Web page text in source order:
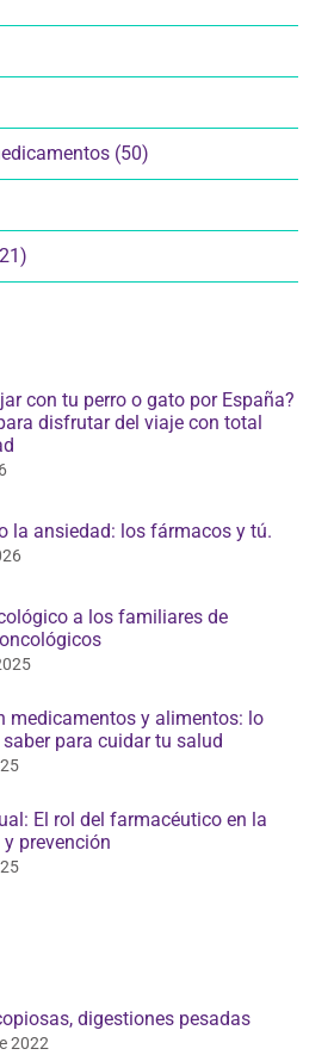
(50)
con tu perro o gato por España?
disfrutar del viaje con total
la ansiedad: los fármacos y tú.
a los familiares de
medicamentos y alimentos: lo
para cuidar tu salud
El rol del farmacéutico en la
prevención
digestiones pesadas
2022